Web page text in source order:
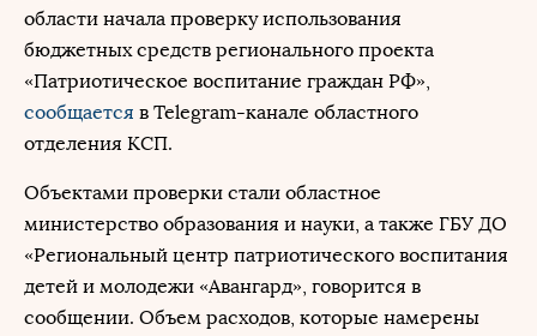
области начала проверку использования
бюджетных средств регионального проекта
«Патриотическое воспитание граждан РФ»,
сообщается в Telegram-канале областного
отделения КСП.
Объектами проверки стали областное
министерство образования и науки, а также ГБУ ДО
«Региональный центр патриотического воспитания
детей и молодежи «Авангард», говорится в
сообщении. Объем расходов, которые намерены